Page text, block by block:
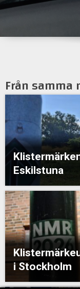
Från samma
Eskilstuna
i Stockholm